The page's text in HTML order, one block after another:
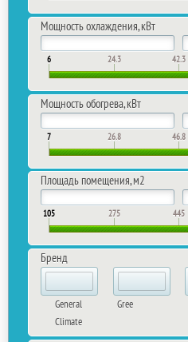
Мощность охлаждения, кВт
6 24.3 42.3
Мощность обогрева, кВт
7 26.8 46.8
Площадь помещения, м2
105 275 445
Бренд
General
Climate
Gree